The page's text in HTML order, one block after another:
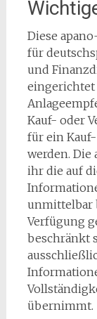
Diese
für
und
eingerichtet
Kauf- oder
für ein
werden. Die
ihr die auf
unmittelbar
Verfügung
beschränkt
übernimmt.